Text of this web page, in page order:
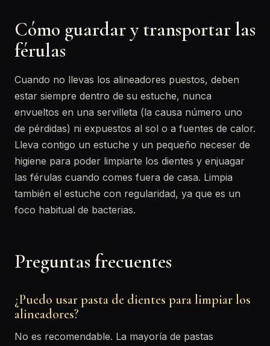
Cómo guardar y transportar las
férulas
Cuando no llevas los alineadores puestos, deben
estar siempre dentro de su estuche, nunca
envueltos en una servilleta (la causa número uno
de pérdidas) ni expuestos al sol o a fuentes de calor.
Lleva contigo un estuche y un pequeño neceser de
higiene para poder limpiarte los dientes y enjuagar
las férulas cuando comes fuera de casa. Limpia
también el estuche con regularidad, ya que es un
foco habitual de bacterias.
Preguntas frecuentes
¿Puedo usar pasta de dientes para limpiar los
alineadores?
No es recomendable. La mayoría de pastas